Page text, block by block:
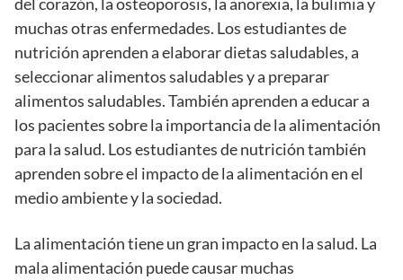
muchas otras enfermedades. Los estudiantes de
nutrición aprenden a elaborar dietas saludables, a
seleccionar alimentos saludables y a preparar
alimentos saludables. También aprenden a educar a
los pacientes sobre la importancia de la alimentación
para la salud. Los estudiantes de nutrición también
aprenden sobre el impacto de la alimentación en el
medio ambiente y la sociedad.
La alimentación tiene un gran impacto en la salud. La
mala alimentación puede causar muchas